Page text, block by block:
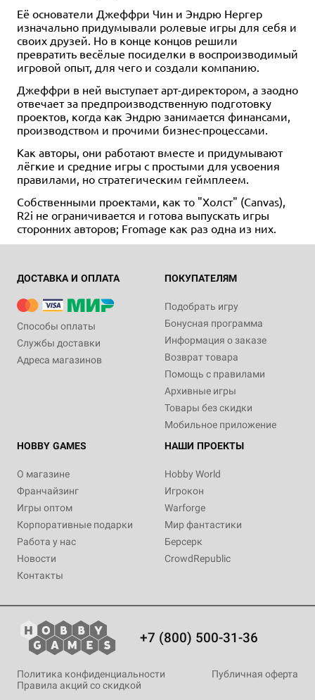
Её основатели Джеффри Чин и Эндрю Нергер
изначально придумывали ролевые игры для себя и
своих друзей. Но в конце концов решили
превратить весёлые посиделки в воспроизводимый
игровой опыт, для чего и создали компанию.
Джеффри в ней выступает арт-директором, а заодно
отвечает за предпроизводственную подготовку
проектов, когда как Эндрю занимается финансами,
производством и прочими бизнес-процессами.
Как авторы, они работают вместе и придумывают
лёгкие и средние игры с простыми для усвоения
правилами, но стратегическим геймплеем.
Собственными проектами, как то "Холст" (Canvas),
R2i не ограничивается и готова выпускать игры
сторонних авторов; Fromage как раз одна из них.
ДОСТАВКА И ОПЛАТА
Способы оплаты
Службы доставки
Адреса магазинов
ПОКУПАТЕЛЯМ
Подобрать игру
Бонусная программа
Информация о заказе
Возврат товара
Помощь с правилами
Архивные игры
Товары без скидки
Мобильное приложение
HOBBY GAMES
О магазине
Франчайзинг
Игры оптом
Корпоративные подарки
Работа у нас
Новости
Контакты
НАШИ ПРОЕКТЫ
Hobby World
Игрокон
Warforge
Мир фантастики
Берсерк
CrowdRepublic
+7 (800) 500-31-36
Политика конфиденциальности
Публичная оферта
Правила акций со скидкой